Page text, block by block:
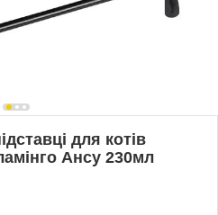
для котів
Ансу 230мл